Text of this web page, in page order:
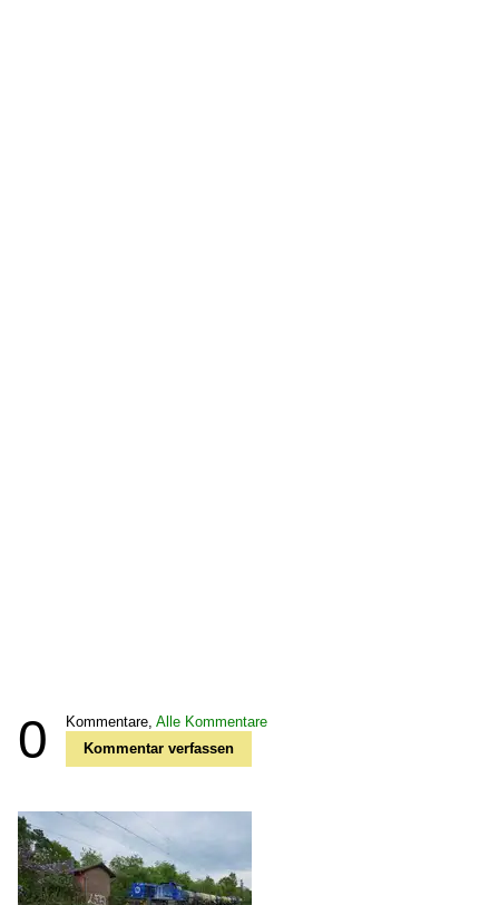
0 Kommentare, Alle Kommentare
Kommentar verfassen